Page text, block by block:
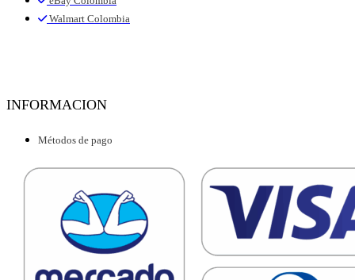
Walmart Colombia
INFORMACION
Métodos de pago